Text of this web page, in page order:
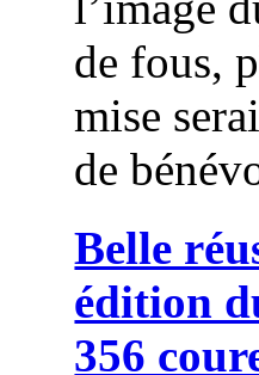
de fous,
mise
de
Belle
édition
356